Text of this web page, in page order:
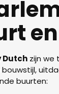
Dutchzijn we
bouwstijl,
buurten: